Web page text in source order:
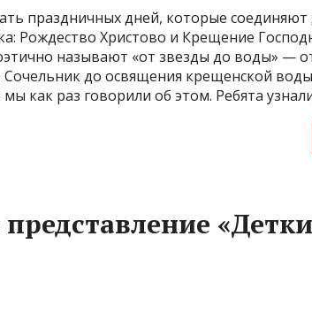
праздничных дней, которые соединяют
Рождество Христово и Крещение
называют «от звезды до воды» —
до освящения крещенской
как раз говорили об этом. Ребята